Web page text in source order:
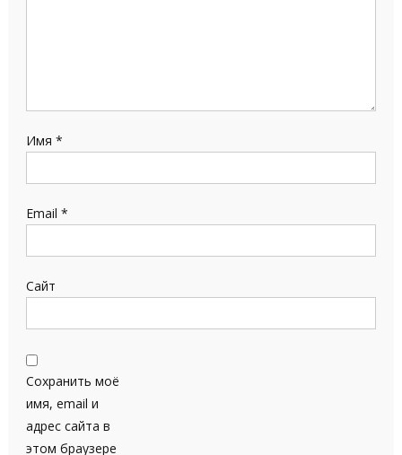
Имя *
Email *
Сайт
Сохранить моё
имя, email и
адрес сайта в
этом браузере